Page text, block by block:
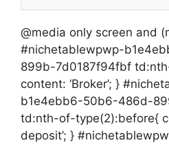
@media only screen and
#nichetablewpwp-
899b-7d0187f94fbf
content: ‘Broker’; }
b1e4ebb6-50b6-486d-
td:nth-of-type(2):before{
deposit’; }